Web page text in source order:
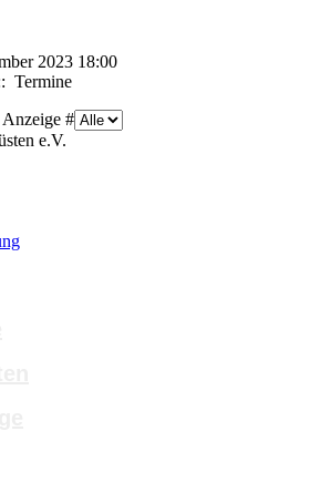
2023 18:00
Termine
Anzeige #
e.V.